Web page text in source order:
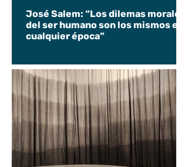
José Salem: “Los dilemas morales
del ser humano son los mismos en
cualquier época”